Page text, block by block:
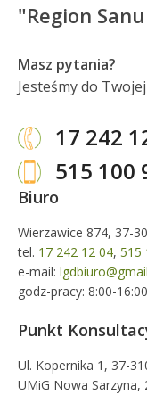
"Region
Masz pytania?
Jesteśmy do
17 242
515 100
Biuro
Wierzawice 874, 37-
tel. 17 242 12 04, 515
e-mail:
godz-pracy: 8:00-16:00
Punkt
Ul. Kopernika 1, 37-
UMiG Nowa Sarzyna,